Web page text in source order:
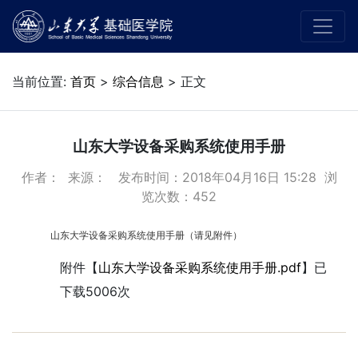
当前位置: 首页 > 综合信息 > 正文
山东大学设备采购系统使用手册
作者： 来源： 发布时间：2018年04月16日 15:28 浏
览次数： 452
山东大学设备采购系统使用手册（请见附件）
附件【山东大学设备采购系统使用手册.pdf】已
下载5006次